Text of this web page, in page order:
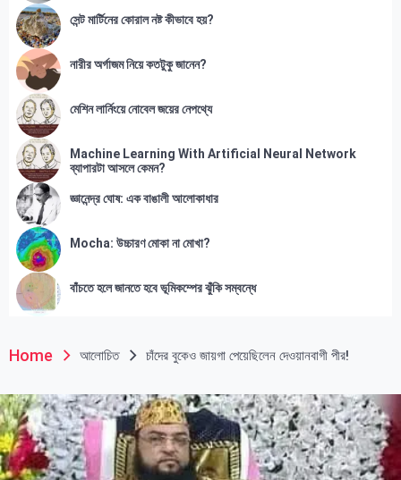
সেন্ট মার্টিনের কোরাল নষ্ট কীভাবে হয়?
নারীর অর্গাজম নিয়ে কতটুকু জানেন?
মেশিন লার্নিংয়ে নোবেল জয়ের নেপথ্যে
Machine Learning With Artificial Neural Network
ব্যাপারটা আসলে কেমন?
জ্ঞানেন্দ্র ঘোষ: এক বাঙালী আলোকাধার
Mocha: উচ্চারণ মোকা না মোখা?
বাঁচতে হলে জানতে হবে ভূমিকম্পের ঝুঁকি সম্বন্ধে
Home আলোচিত চাঁদের বুকেও জায়গা পেয়েছিলেন দেওয়ানবাগী পীর!